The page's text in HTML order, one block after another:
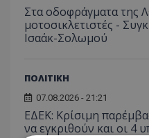
Στα οδοφράγματα της
μοτοσικλετιστές -
Ισαάκ-Σολωμού
ΠΟΛΙΤΙΚΗ
07.08.2026 - 21:21
ΕΔΕΚ: Κρίσιμη
να εγκριθούν και οι 4